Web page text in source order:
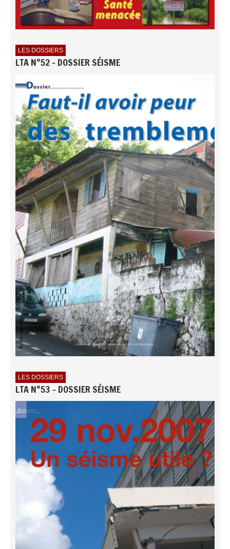
LES DOSSIERS
LTA N°52 - DOSSIER SÉISME
LES DOSSIERS
LTA N°53 - DOSSIER SÉISME